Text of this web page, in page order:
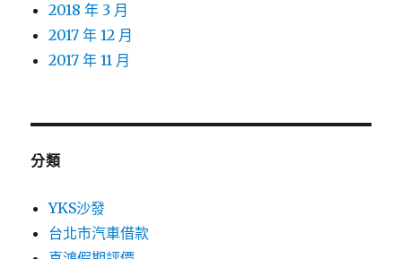
2018 年 3 月
2017 年 12 月
2017 年 11 月
分類
YKS沙發
台北市汽車借款